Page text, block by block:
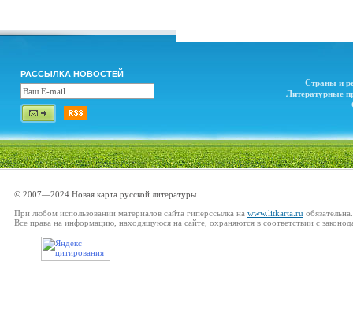
РАССЫЛКА НОВОСТЕЙ
Страны и
Литературные
© 2007—2024 Новая карта русской литературы
При любом использовании материалов сайта гиперссылка на www.litkarta.ru обязательна.
Все права на информацию, находящуюся на сайте, охраняются в соответствии с